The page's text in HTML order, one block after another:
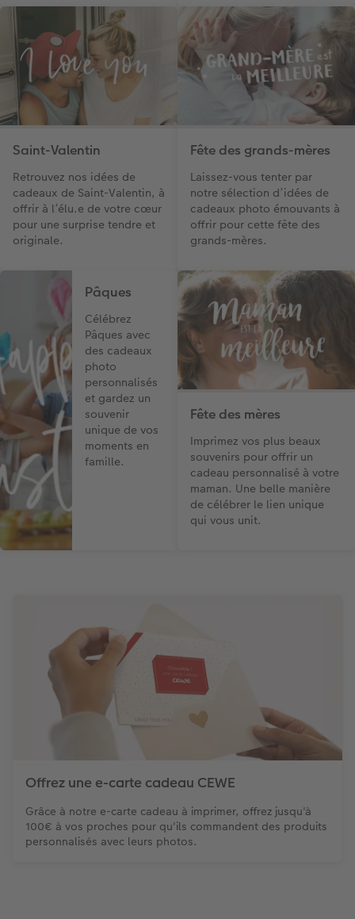
Saint-Valentin
Retrouvez nos idées de
cadeaux de Saint-Valentin, à
offrir à l’élu.e de votre cœur
pour une surprise tendre et
originale.
Fête des grands-mères
Laissez-vous tenter par
notre sélection d’idées de
cadeaux photo émouvants à
offrir pour cette fête des
grands-mères.
Pâques
Célébrez
Pâques avec
des cadeaux
photo
personnalisés
et gardez un
souvenir
unique de vos
moments en
famille.
Fête des mères
Imprimez vos plus beaux
souvenirs pour offrir un
cadeau personnalisé à votre
maman. Une belle manière
de célébrer le lien unique
qui vous unit.
Offrez une e-carte cadeau CEWE
Grâce à notre e-carte cadeau à imprimer, offrez jusqu'à
100€ à vos proches pour qu'ils commandent des produits
personnalisés avec leurs photos.